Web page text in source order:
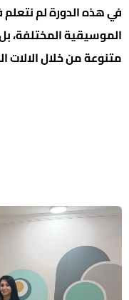
في هذه الدورة لم نتعلم
الموسيقية المختلفة،
متنوعة من خلال الالات